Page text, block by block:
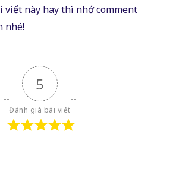
viết này hay thì nhớ comment
nhé!
5
Đánh giá bài viết